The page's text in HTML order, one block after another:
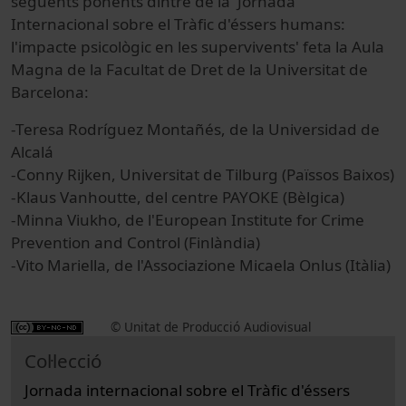
Internacional sobre el Tràfic d'éssers humans:
l'impacte psicològic en les supervivents' feta la Aula
Magna de la Facultat de Dret de la Universitat de
Barcelona:
-Teresa Rodríguez Montañés, de la Universidad de
Alcalá
-Conny Rijken, Universitat de Tilburg (Païssos Baixos)
-Klaus Vanhoutte, del centre PAYOKE (Bèlgica)
-Minna Viukho, de l'European Institute for Crime
Prevention and Control (Finlàndia)
-Vito Mariella, de l'Associazione Micaela Onlus (Itàlia)
© Unitat de Producció Audiovisual
Col·lecció
Jornada internacional sobre el Tràfic d'éssers